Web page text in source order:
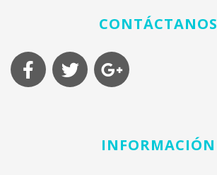
CONTÁCTANOS
INFORMACIÓN